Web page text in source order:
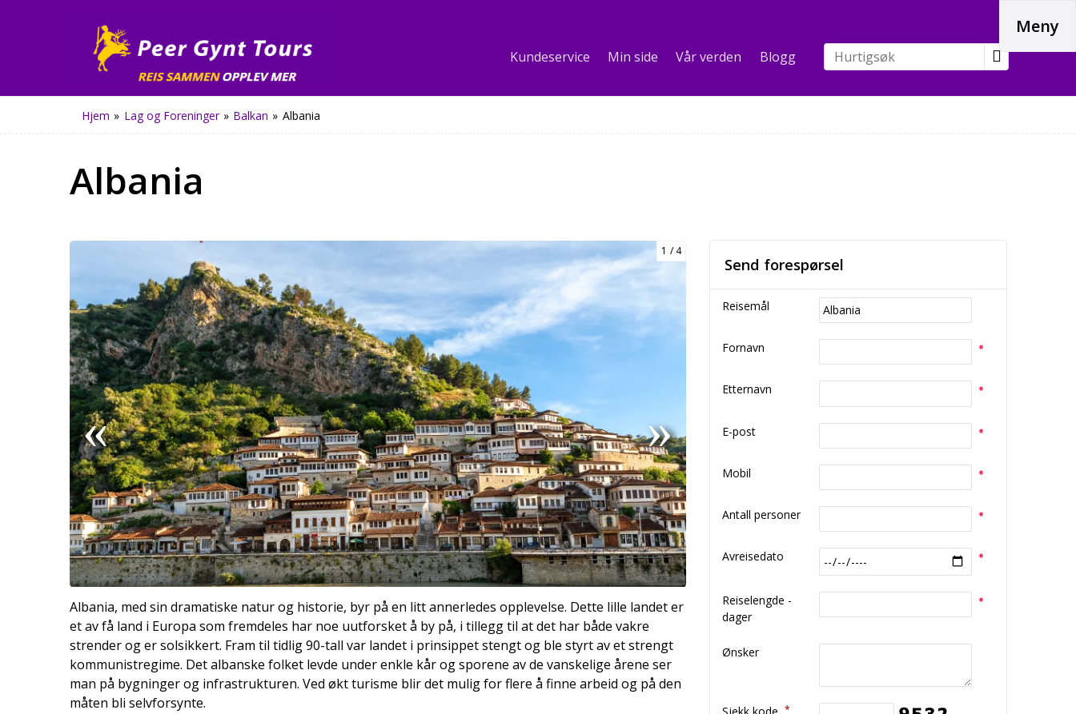
Kundeservice Min side Vår verden Blogg
Hjem » Lag og Foreninger » Balkan » Albania
Albania
1 4
Albania, med sin dramatiske natur og historie, byr på en litt annerledes opplevelse. Dette lille landet er
et av få land i Europa som fremdeles har noe uutforsket å by på, i tillegg til at det har både vakre
strender og er solsikkert. Fram til tidlig 90-tall var landet i prinsippet stengt og ble styrt av et strengt
kommunistregime. Det albanske folket levde under enkle kår og sporene av de vanskelige årene ser
man på bygninger og infrastrukturen. Ved økt turisme blir det mulig for flere å finne arbeid og på den
måten bli selvforsynte.
Send forespørsel
Reisemål
Fornavn
Etternavn
E-post
Mobil
Antall personer
Avreisedato
Reiselengde -
dager
Ønsker
Sjekk kode *
Meny